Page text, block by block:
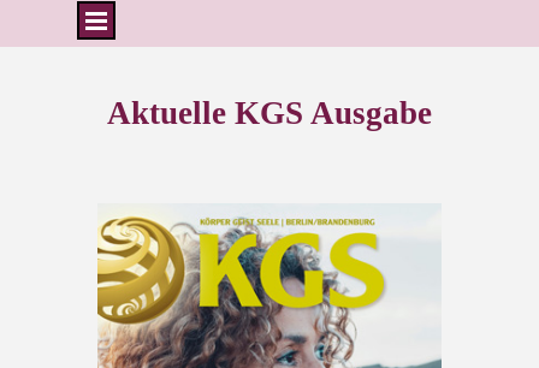
Menü überspringen
Aktuelle KGS Ausgabe